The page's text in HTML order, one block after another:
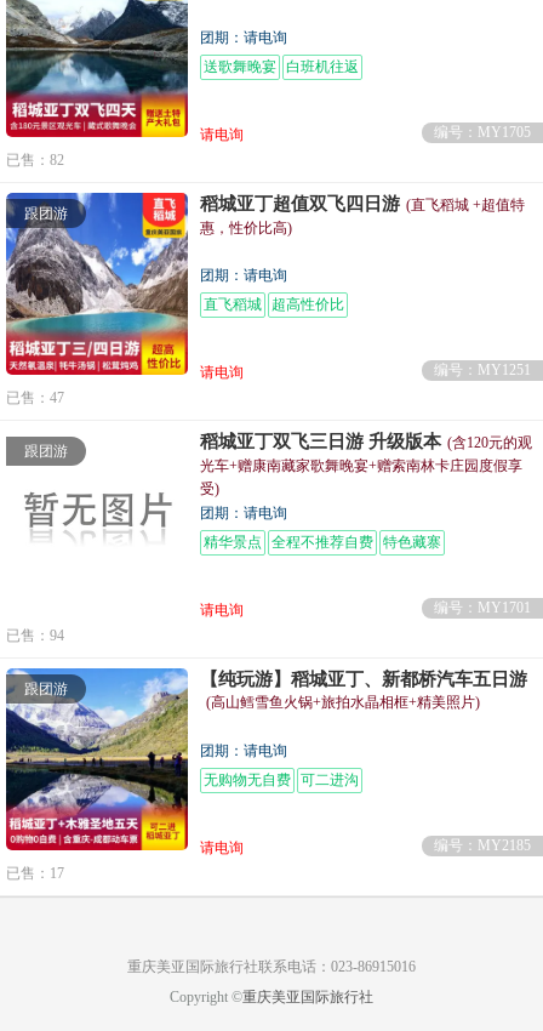
团期：请电询
送歌舞晚宴 白班机往返
请电询
编号：MY1705
已售：82
跟团游 稻城亚丁超值双飞四日游 (直飞稻城 +超值特
惠，性价比高)
团期：请电询
直飞稻城
超高性价比
请电询
编号：MY1251
已售：47
跟团游 稻城亚丁双飞三日游 升级版本 (含120元的观
光车+赠康南藏家歌舞晚宴+赠索南林卡庄园度假享
受)
团期：请电询
精华景点
全程不推荐自费 特色藏寨
请电询
编号：MY1701
已售：94
跟团游 【纯玩游】稻城亚丁、新都桥汽车五日游
(高山鳕雪鱼火锅+旅拍水晶相框+精美照片)
团期：请电询
无购物无自费 可二进沟
请电询
编号：MY2185
已售：17
重庆美亚国际旅行社联系电话：023-86915016
Copyright ©重庆美亚国际旅行社